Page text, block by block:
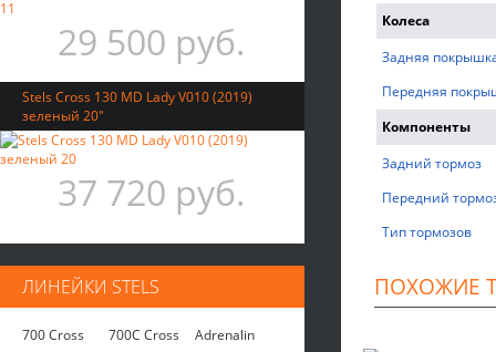
29 500 руб.
Stels Cross 130 MD Lady V010 (2019)
зеленый 20"
37 720 руб.
ЛИНЕЙКИ STELS
700 Cross 700C Cross
Adrenalin
Колеса
Задняя
Передняя
Компоненты
Задний тормоз
Передний
Тип тормозов
ПОХОЖИЕ